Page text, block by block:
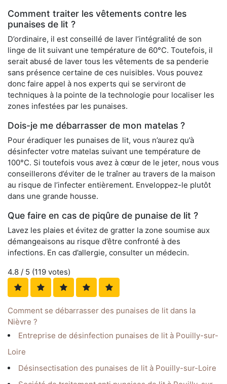
Comment traiter les vêtements contre les
punaises de lit ?
D’ordinaire, il est conseillé de laver l’intégralité de son
linge de lit suivant une température de 60°C. Toutefois, il
serait abusé de laver tous les vêtements de sa penderie
sans présence certaine de ces nuisibles. Vous pouvez
donc faire appel à nos experts qui se serviront de
techniques à la pointe de la technologie pour localiser les
zones infestées par les punaises.
Dois-je me débarrasser de mon matelas ?
Pour éradiquer les punaises de lit, vous n’aurez qu’à
désinfecter votre matelas suivant une température de
100°C. Si toutefois vous avez à cœur de le jeter, nous vous
conseillerons d’éviter de le traîner au travers de la maison
au risque de l’infecter entièrement. Enveloppez-le plutôt
dans une grande housse.
Que faire en cas de piqûre de punaise de lit ?
Lavez les plaies et évitez de gratter la zone soumise aux
démangeaisons au risque d’être confronté à des
infections. En cas d’allergie, consulter un médecin.
4.8 / 5 (119 votes)
Comment se débarrasser des punaises de lit dans la
Nièvre ?
Entreprise de désinfection punaises de lit à Pouilly-sur-
Loire
Désinsectisation des punaises de lit à Pouilly-sur-Loire